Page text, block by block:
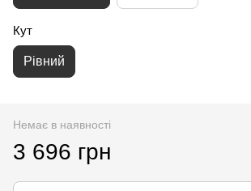
Кут
Рівний
Немає в наявності
3 696 грн